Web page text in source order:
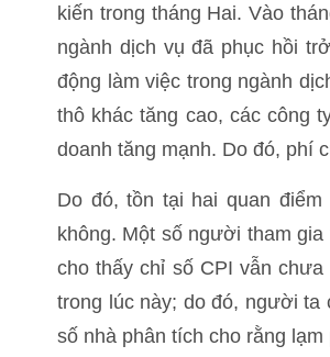
kiến ​​trong tháng Hai. Vào
ngành dịch vụ đã phục hồi
động làm việc trong ngành
thô khác tăng cao, các công
doanh tăng mạnh. Do đó, phí
Do đó, tồn tại hai quan
không. Một số người tham
cho thấy chỉ số CPI vẫn
trong lúc này; do đó, người ta
số nhà phân tích cho rằng